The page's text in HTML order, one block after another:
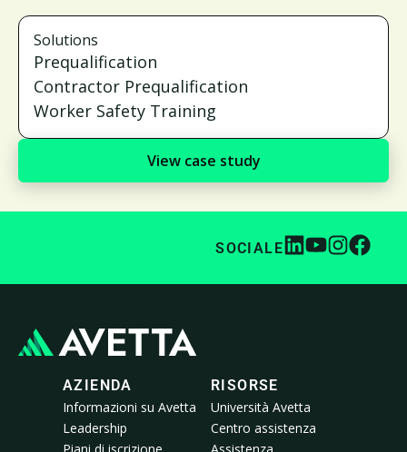
Solutions
Prequalification
Contractor Prequalification
Worker Safety Training
View case study
SOCIALE
AZIENDA
Informazioni su Avetta
Leadership
RISORSE
Università Avetta
Centro assistenza